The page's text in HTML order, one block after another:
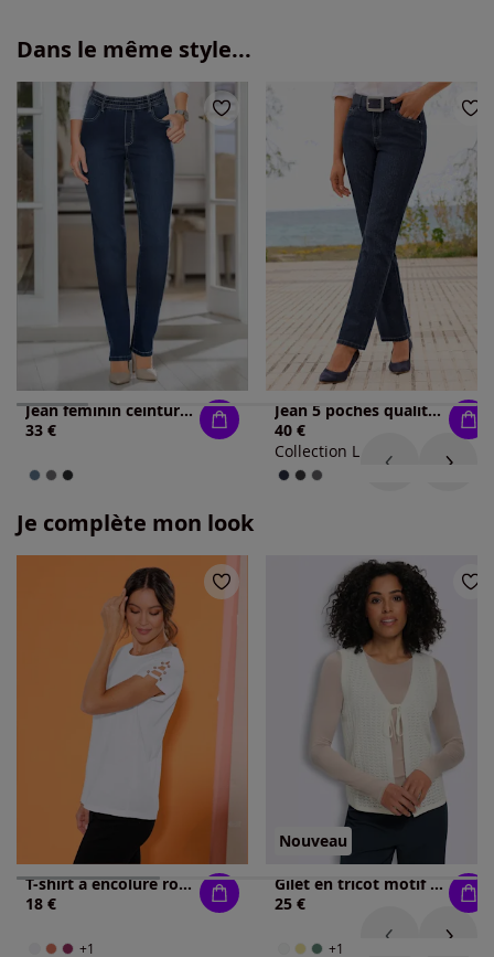
Dans le même style...
Jean féminin ceinture élastique boucle ceinture
33 €
Jean 5 poches qualité coton extensible indéformable
40 €
Collection L
Je complète mon look
T-shirt à encolure ronde couleurs faciles à assortir
18 €
+1
Nouveau
Gilet en tricot motif ajouré léger
25 €
+1